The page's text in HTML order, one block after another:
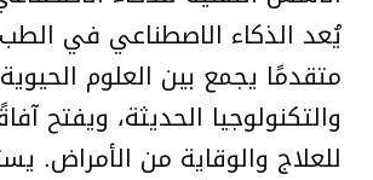
يُعد الذكاء الاصطناعي في الطب
متقدمًا يجمع بين العلوم الحيوية
والتكنولوجيا الحديثة، ويفتح
للعلاج والوقاية من الأمراض.